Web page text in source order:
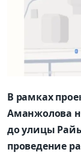
В рамках
Аманжолова
до улицы
проведение